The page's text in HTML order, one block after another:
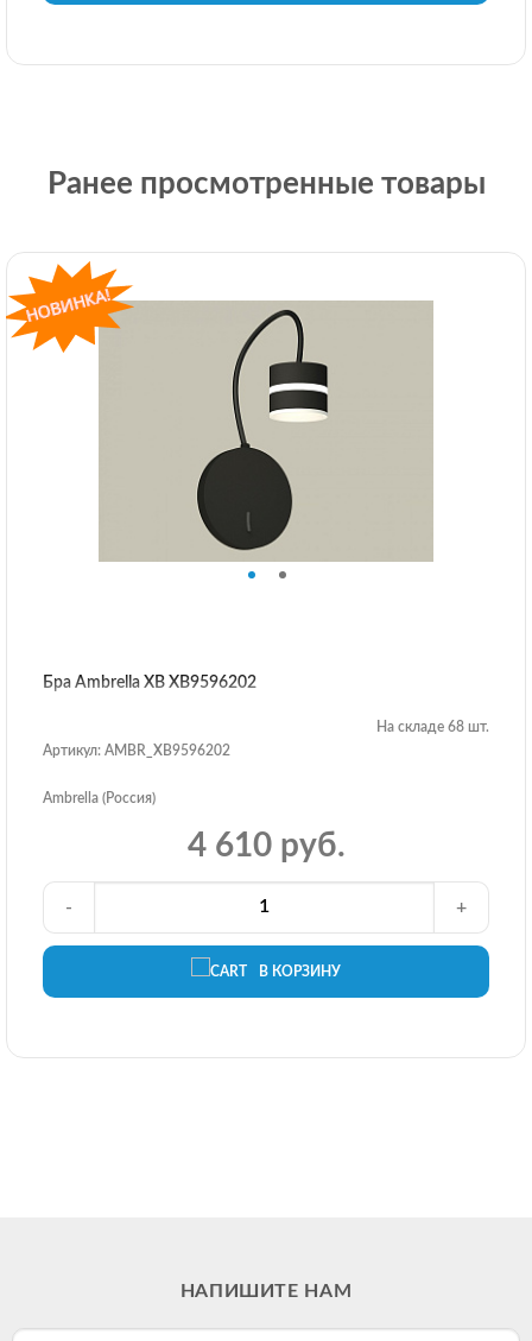
Ранее просмотренные товары
Бра Ambrella XB XB9596202
На складе 68 шт.
Артикул: AMBR_XB9596202
Ambrella (Россия)
4 610 руб.
В КОРЗИНУ
- +
НАПИШИТЕ НАМ